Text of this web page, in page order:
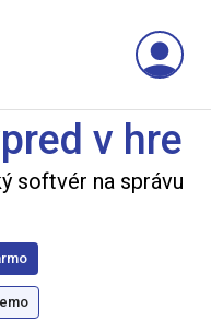
v hre
softvér na správu